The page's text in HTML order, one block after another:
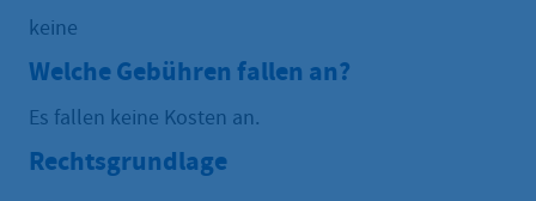
keine
Welche Gebühren fallen an?
Es fallen keine Kosten an.
Rechtsgrundlage